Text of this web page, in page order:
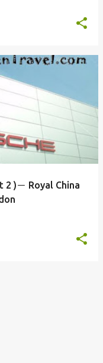
2 )－ Royal China